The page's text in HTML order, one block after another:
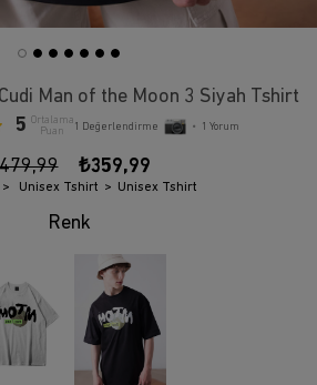
Man of the Moon 3 Siyah Tshirt
5 Ortalama
Puan
1 Değerlendirme • 1 Yorum
₺359,99
Unisex Tshirt Unisex Tshirt